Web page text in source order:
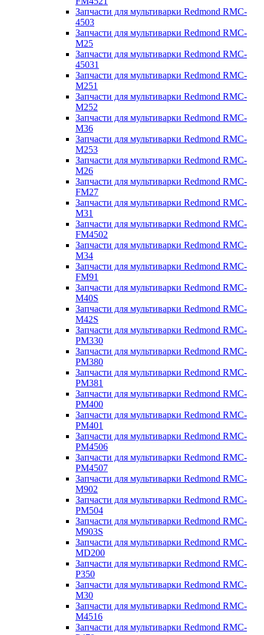
Запчасти для мультиварки Redmond RMC-
4503
Запчасти для мультиварки Redmond RMC-
M25
Запчасти для мультиварки Redmond RMC-
45031
Запчасти для мультиварки Redmond RMC-
M251
Запчасти для мультиварки Redmond RMC-
M252
Запчасти для мультиварки Redmond RMC-
M36
Запчасти для мультиварки Redmond RMC-
M253
Запчасти для мультиварки Redmond RMC-
M26
Запчасти для мультиварки Redmond RMC-
FM27
Запчасти для мультиварки Redmond RMC-
M31
Запчасти для мультиварки Redmond RMC-
FM4502
Запчасти для мультиварки Redmond RMC-
M34
Запчасти для мультиварки Redmond RMC-
FM91
Запчасти для мультиварки Redmond RMC-
M40S
Запчасти для мультиварки Redmond RMC-
M42S
Запчасти для мультиварки Redmond RMC-
PM330
Запчасти для мультиварки Redmond RMC-
PM380
Запчасти для мультиварки Redmond RMC-
PM381
Запчасти для мультиварки Redmond RMC-
PM400
Запчасти для мультиварки Redmond RMC-
PM401
Запчасти для мультиварки Redmond RMC-
PM4506
Запчасти для мультиварки Redmond RMC-
PM4507
Запчасти для мультиварки Redmond RMC-
M902
Запчасти для мультиварки Redmond RMC-
PM504
Запчасти для мультиварки Redmond RMC-
M903S
Запчасти для мультиварки Redmond RMC-
MD200
Запчасти для мультиварки Redmond RMC-
P350
Запчасти для мультиварки Redmond RMC-
M30
Запчасти для мультиварки Redmond RMC-
M4516
Запчасти для мультиварки Redmond RMC-